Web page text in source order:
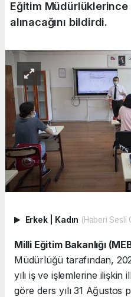
Eğitim
alınacağını bildirdi.
Erkek Kadın (Haberi Sesli
Milli Eğitim Bakanlığı
Müdürlüğü tarafından,
yılı iş ve işlemlerine ilişkin
göre ders yılı 31 Ağustos